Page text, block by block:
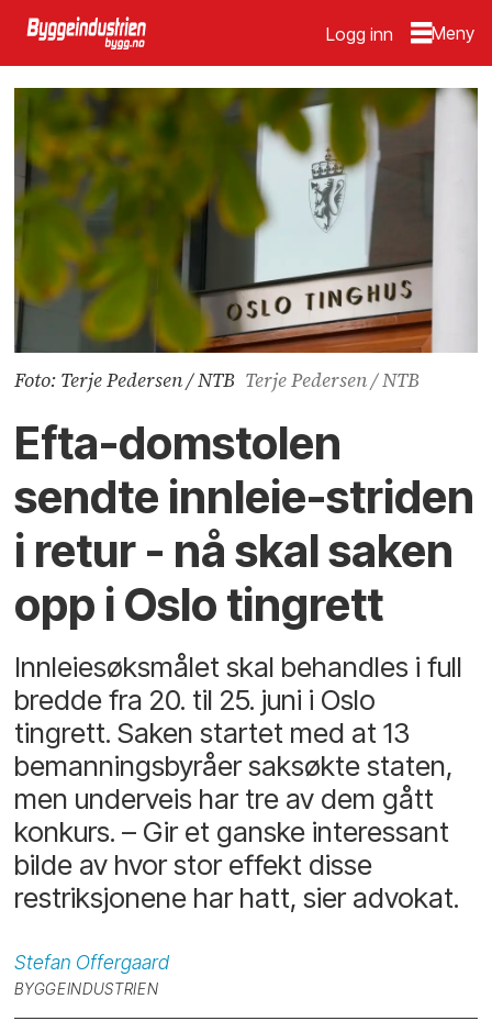
Logg inn
Foto: Terje Pedersen / NTB Terje Pedersen / NTB
Efta-domstolen
sendte innleie-striden
i retur - nå skal saken
opp i Oslo tingrett
Innleiesøksmålet skal behandles i full
bredde fra 20. til 25. juni i Oslo
tingrett. Saken startet med at 13
bemanningsbyråer saksøkte staten,
men underveis har tre av dem gått
konkurs. – Gir et ganske interessant
bilde av hvor stor effekt disse
restriksjonene har hatt, sier advokat.
Stefan Offergaard
BYGGEINDUSTRIEN